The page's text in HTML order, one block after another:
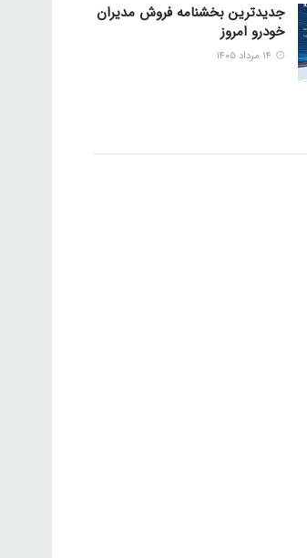
جدیدترین بخشنامه فروش مدیران
خودرو امروز